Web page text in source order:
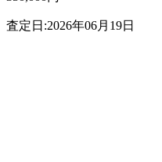
査定日:2026年06月19日